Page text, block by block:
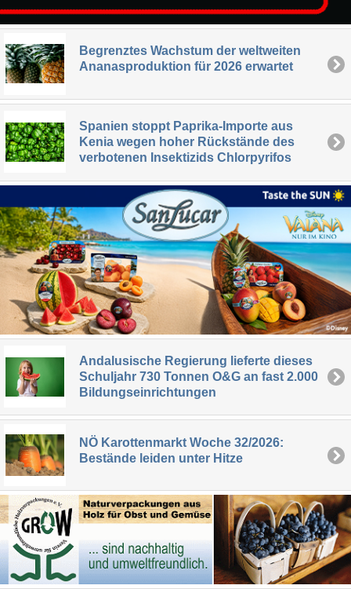
Begrenztes Wachstum der weltweiten
Ananasproduktion für 2026 erwartet
Spanien stoppt Paprika-Importe aus
Kenia wegen hoher Rückstände des
verbotenen Insektizids Chlorpyrifos
Andalusische Regierung lieferte dieses
Schuljahr 730 Tonnen O&G an fast 2.000
Bildungseinrichtungen
NÖ Karottenmarkt Woche 32/2026:
Bestände leiden unter Hitze